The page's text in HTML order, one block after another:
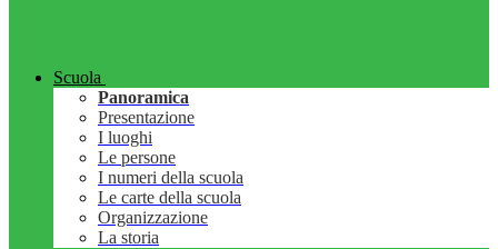
Scuola
Panoramica
Presentazione
I luoghi
Le persone
I numeri della scuola
Le carte della scuola
Organizzazione
La storia